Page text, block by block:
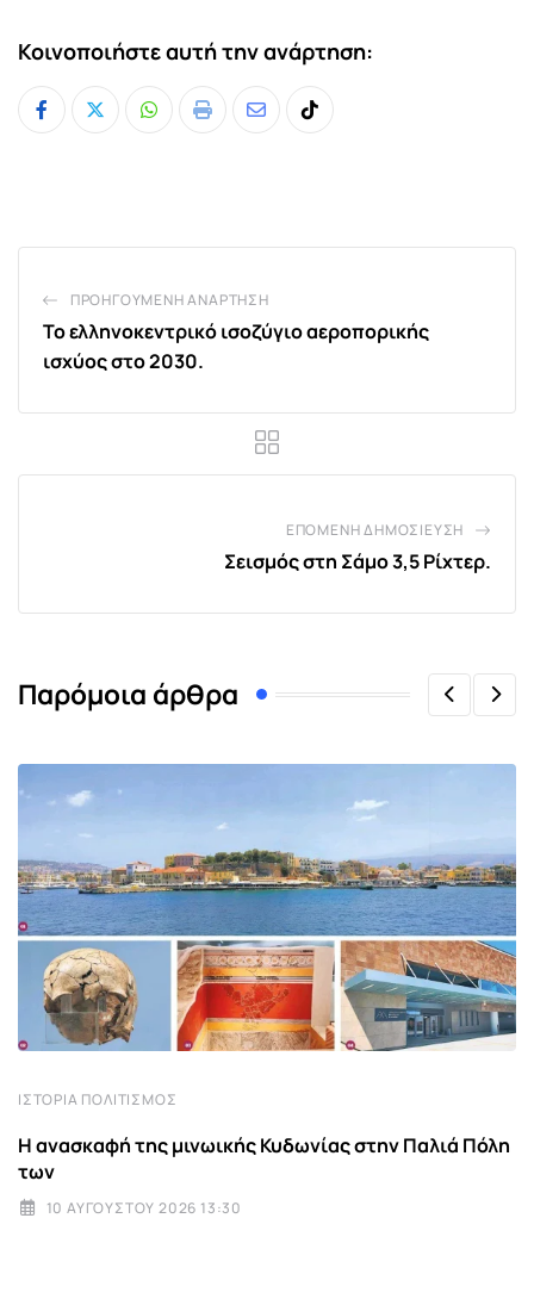
Κοινοποιήστε αυτή την ανάρτηση:
Whatsapp
Print
ShareTiktok
ΠΡΟΗΓΟΎΜΕΝΗ ΑΝΆΡΤΗΣΗ
Το ελληνοκεντρικό ισοζύγιο αεροπορικής
ισχύος στο 2030.
ΕΠΌΜΕΝΗ ΔΗΜΟΣΊΕΥΣΗ
Σεισμός στη Σάμο 3,5 Ρίχτερ.
Παρόμοια άρθρα
ΙΣΤΟΡΊΑ ΠΟΛΙΤΙΣΜΌΣ
Η ανασκαφή της μινωικής Κυδωνίας στην Παλιά Πόλη
των
10 ΑΥΓΟΎΣΤΟΥ 2026 13:30